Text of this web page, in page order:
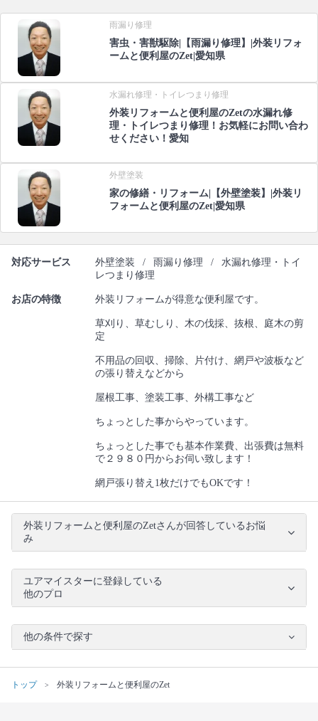
雨漏り修理
害虫・害獣駆除|【雨漏り修理】|外装リフォ
ームと便利屋のZet|愛知県
水漏れ修理・トイレつまり修理
外装リフォームと便利屋のZetの水漏れ修
理・トイレつまり修理！お気軽にお問い合わ
せください！愛知
外壁塗装
家の修繕・リフォーム|【外壁塗装】|外装リ
フォームと便利屋のZet|愛知県
対応サービス 外壁塗装 / 雨漏り修理 /
水漏れ修理・トイ
レつまり修理
お店の特徴 外装リフォームが得意な便利屋です。
草刈り、草むしり、木の伐採、抜根、庭木の剪
定
不用品の回収、掃除、片付け、網戸や波板など
の張り替えなどから
屋根工事、塗装工事、外構工事など
ちょっとした事からやっています。
ちょっとした事でも基本作業費、出張費は無料
で２９８０円からお伺い致します！
網戸張り替え1枚だけでもOKです！
外装リフォームと便利屋のZetさんが回答しているお悩
み
ユアマイスターに登録している
他のプロ
他の条件で探す
トップ 外装リフォームと便利屋のZet